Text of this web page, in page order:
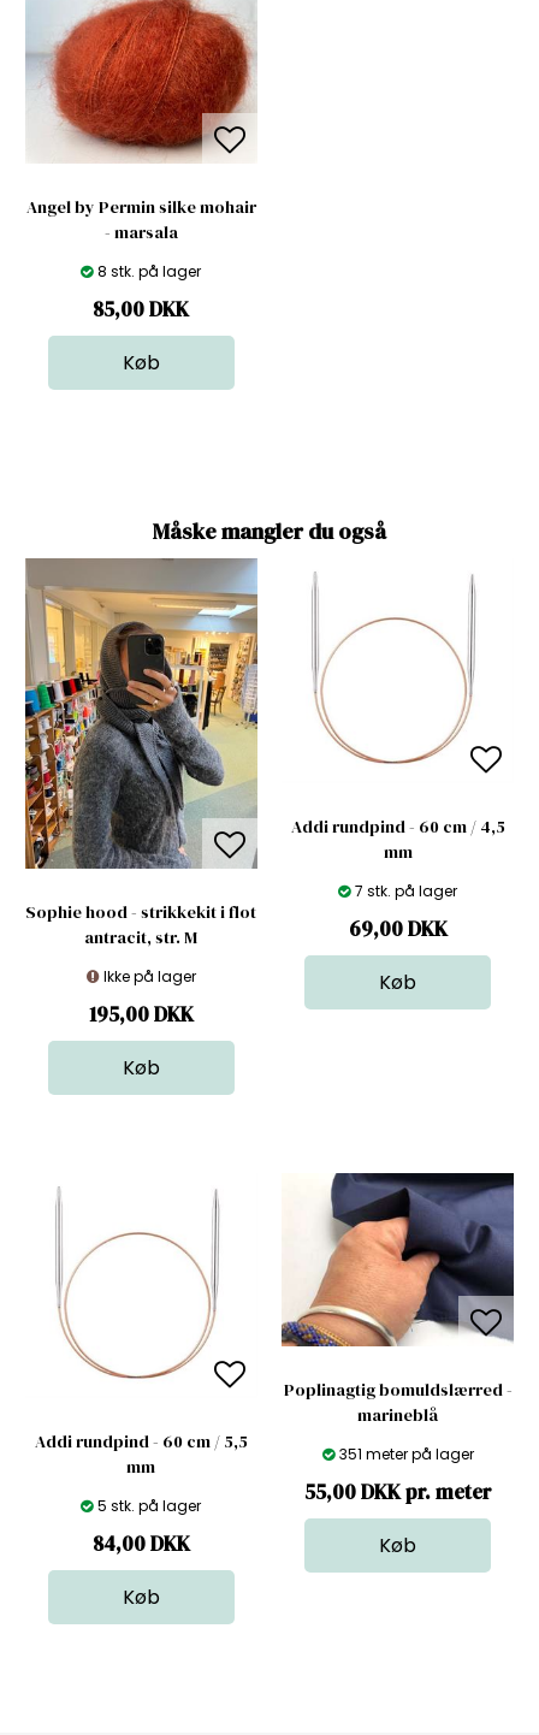
Angel by Permin silke mohair
- marsala
8 stk. på lager
85,00DKK
Måske mangler du også
Sophie hood - strikkekit i flot
antracit, str. M
Ikke på lager
195,00DKK
Addi rundpind - 60 cm / 4,5
mm
7 stk. på lager
69,00DKK
Addi rundpind - 60 cm / 5,5
mm
5 stk. på lager
84,00DKK
Poplinagtig bomuldslærred -
marineblå
351 meter på lager
55,00 DKK pr. meter